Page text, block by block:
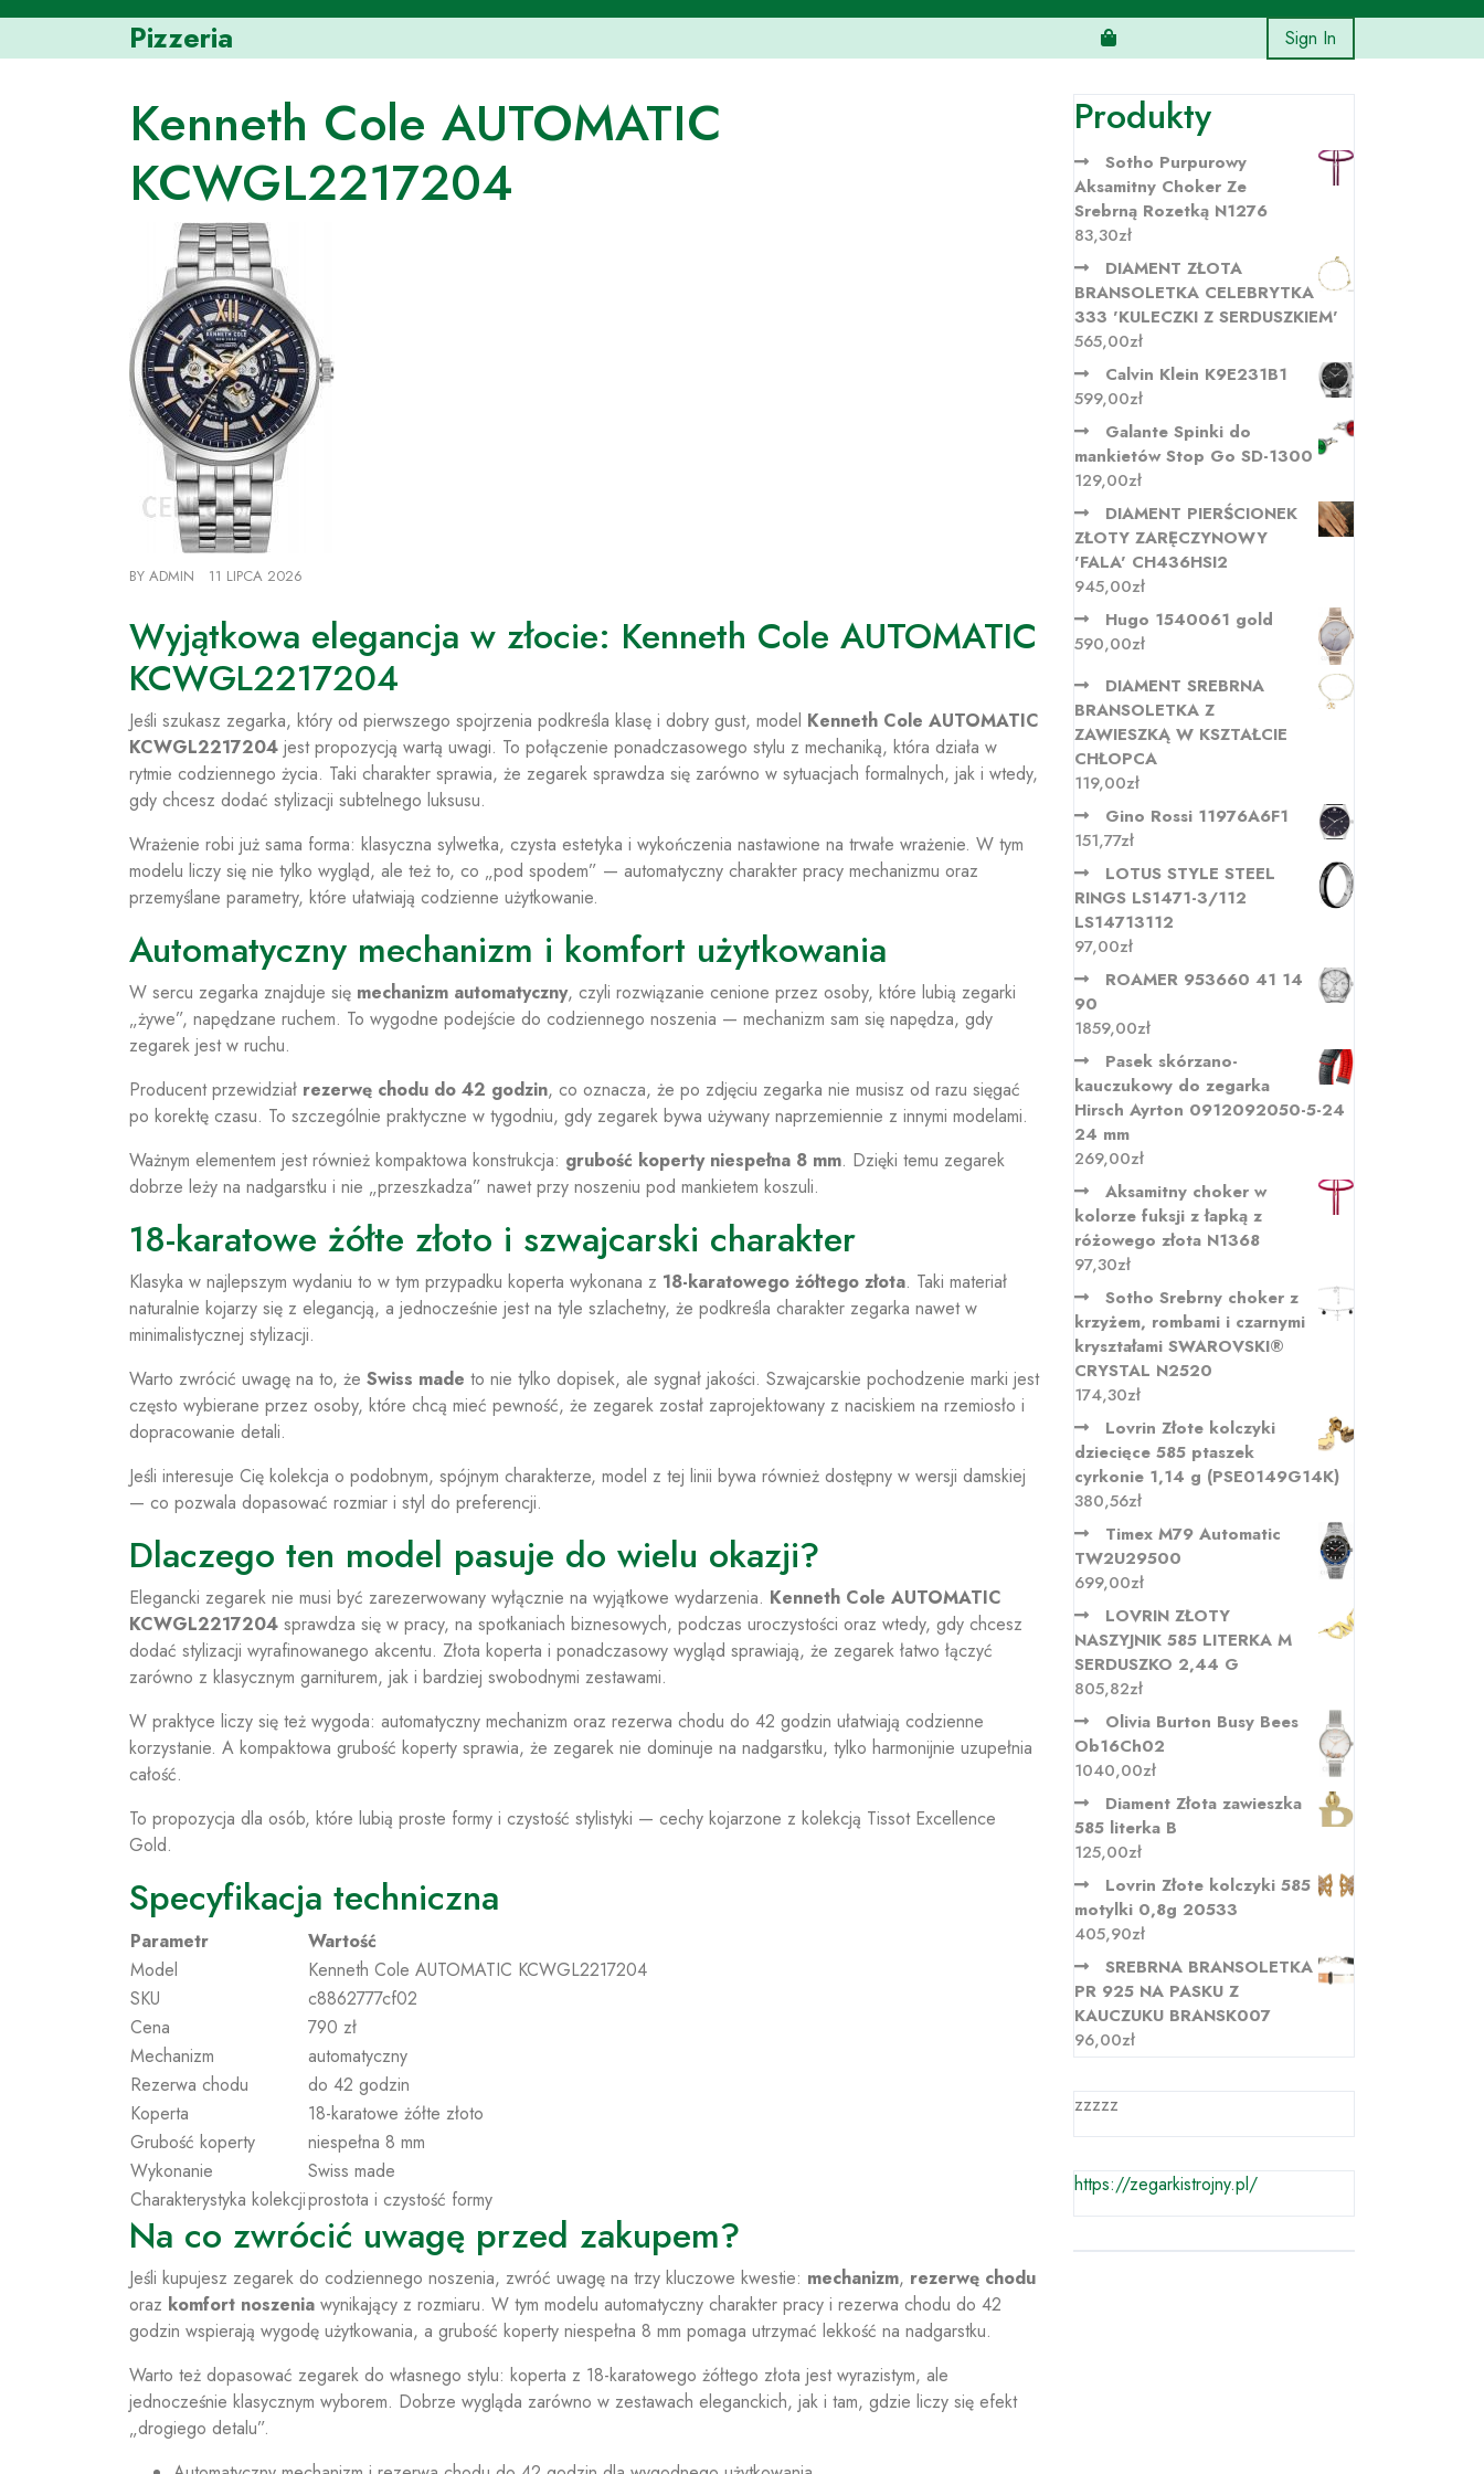
Skip
content
Pizzeria Sign In
Kenneth Cole AUTOMATIC
KCWGL2217204
BY ADMIN 11 LIPCA 2026
Wyjątkowa elegancja w złocie: Kenneth Cole AUTOMATIC
KCWGL2217204
Jeśli szukasz zegarka, który od pierwszego spojrzenia podkreśla klasę i dobry gust, model Kenneth Cole AUTOMATIC
KCWGL2217204 jest propozycją wartą uwagi. To połączenie ponadczasowego stylu z mechaniką, która działa w
rytmie codziennego życia. Taki charakter sprawia, że zegarek sprawdza się zarówno w sytuacjach formalnych, jak i wtedy,
gdy chcesz dodać stylizacji subtelnego luksusu.
Wrażenie robi już sama forma: klasyczna sylwetka, czysta estetyka i wykończenia nastawione na trwałe wrażenie. W tym
modelu liczy się nie tylko wygląd, ale też to, co „pod spodem” — automatyczny charakter pracy mechanizmu oraz
przemyślane parametry, które ułatwiają codzienne użytkowanie.
Automatyczny mechanizm i komfort użytkowania
W sercu zegarka znajduje się mechanizm automatyczny, czyli rozwiązanie cenione przez osoby, które lubią zegarki
„żywe”, napędzane ruchem. To wygodne podejście do codziennego noszenia — mechanizm sam się napędza, gdy
zegarek jest w ruchu.
Producent przewidział rezerwę chodu do 42 godzin, co oznacza, że po zdjęciu zegarka nie musisz od razu sięgać
po korektę czasu. To szczególnie praktyczne w tygodniu, gdy zegarek bywa używany naprzemiennie z innymi modelami.
Ważnym elementem jest również kompaktowa konstrukcja: grubość koperty niespełna 8 mm. Dzięki temu zegarek
dobrze leży na nadgarstku i nie „przeszkadza” nawet przy noszeniu pod mankietem koszuli.
18-karatowe żółte złoto i szwajcarski charakter
Klasyka w najlepszym wydaniu to w tym przypadku koperta wykonana z 18-karatowego żółtego złota. Taki materiał
naturalnie kojarzy się z elegancją, a jednocześnie jest na tyle szlachetny, że podkreśla charakter zegarka nawet w
minimalistycznej stylizacji.
Warto zwrócić uwagę na to, że Swiss made to nie tylko dopisek, ale sygnał jakości. Szwajcarskie pochodzenie marki jest
często wybierane przez osoby, które chcą mieć pewność, że zegarek został zaprojektowany z naciskiem na rzemiosło i
dopracowanie detali.
Jeśli interesuje Cię kolekcja o podobnym, spójnym charakterze, model z tej linii bywa również dostępny w wersji damskiej
— co pozwala dopasować rozmiar i styl do preferencji.
Dlaczego ten model pasuje do wielu okazji?
Elegancki zegarek nie musi być zarezerwowany wyłącznie na wyjątkowe wydarzenia. Kenneth Cole AUTOMATIC
KCWGL2217204 sprawdza się w pracy, na spotkaniach biznesowych, podczas uroczystości oraz wtedy, gdy chcesz
dodać stylizacji wyrafinowanego akcentu. Złota koperta i ponadczasowy wygląd sprawiają, że zegarek łatwo łączyć
zarówno z klasycznym garniturem, jak i bardziej swobodnymi zestawami.
W praktyce liczy się też wygoda: automatyczny mechanizm oraz rezerwa chodu do 42 godzin ułatwiają codzienne
korzystanie. A kompaktowa grubość koperty sprawia, że zegarek nie dominuje na nadgarstku, tylko harmonijnie uzupełnia
całość.
To propozycja dla osób, które lubią proste formy i czystość stylistyki — cechy kojarzone z kolekcją Tissot Excellence
Gold.
Specyfikacja techniczna
Parametr
Wartość
Model
Kenneth Cole AUTOMATIC KCWGL2217204
SKU
c8862777cf02
Cena
790 zł
Mechanizm
automatyczny
Rezerwa chodu
do 42 godzin
Koperta
18-karatowe żółte złoto
Grubość koperty
niespełna 8 mm
Wykonanie
Swiss made
Charakterystyka kolekcjiprostota i czystość formy
Na co zwrócić uwagę przed zakupem?
Jeśli kupujesz zegarek do codziennego noszenia, zwróć uwagę na trzy kluczowe kwestie: mechanizm, rezerwę chodu
oraz komfort noszenia wynikający z rozmiaru. W tym modelu automatyczny charakter pracy i rezerwa chodu do 42
godzin wspierają wygodę użytkowania, a grubość koperty niespełna 8 mm pomaga utrzymać lekkość na nadgarstku.
Warto też dopasować zegarek do własnego stylu: koperta z 18-karatowego żółtego złota jest wyrazistym, ale
jednocześnie klasycznym wyborem. Dobrze wygląda zarówno w zestawach eleganckich, jak i tam, gdzie liczy się efekt
„drogiego detalu”.
Produkty
Sotho Purpurowy
Aksamitny Choker Ze
Srebrną Rozetką N1276
83,30zł
DIAMENT ZŁOTA
BRANSOLETKA CELEBRYTKA
333 'KULECZKI Z SERDUSZKIEM'
565,00zł
Calvin Klein K9E231B1
599,00zł
Galante Spinki do
mankietów Stop Go SD-1300
129,00zł
DIAMENT PIERŚCIONEK
ZŁOTY ZARĘCZYNOWY
'FALA' CH436HSI2
945,00zł
Hugo 1540061 gold
590,00zł
DIAMENT SREBRNA
BRANSOLETKA Z
ZAWIESZKĄ W KSZTAŁCIE
CHŁOPCA
119,00zł
Gino Rossi 11976A6F1
151,77zł
LOTUS STYLE STEEL
RINGS LS1471-3/112
LS14713112
97,00zł
ROAMER 953660 41 14
90
1859,00zł
Pasek skórzano-
kauczukowy do zegarka
Hirsch Ayrton 0912092050-5-24
24 mm
269,00zł
Aksamitny choker w
kolorze fuksji z łapką z
różowego złota N1368
97,30zł
Sotho Srebrny choker z
krzyżem, rombami i czarnymi
kryształami SWAROVSKI®
CRYSTAL N2520
174,30zł
Lovrin Złote kolczyki
dziecięce 585 ptaszek
cyrkonie 1,14 g (PSE0149G14K)
380,56zł
Timex M79 Automatic
TW2U29500
699,00zł
LOVRIN ZŁOTY
NASZYJNIK 585 LITERKA M
SERDUSZKO 2,44 G
805,82zł
Olivia Burton Busy Bees
Ob16Ch02
1040,00zł
Diament Złota zawieszka
585 literka B
125,00zł
Lovrin Złote kolczyki 585
motylki 0,8g 20533
405,90zł
SREBRNA BRANSOLETKA
PR 925 NA PASKU Z
KAUCZUKU BRANSK007
96,00zł
zzzzz
https://zegarkistrojny.pl/